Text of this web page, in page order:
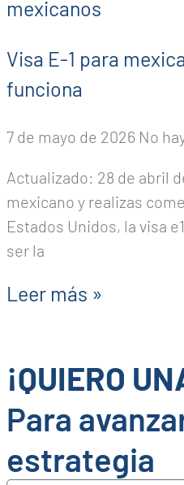
Visa E-1 para
funciona
7 de mayo de 2026 No
Actualizado: 28 de abril
mexicano y realizas
Estados Unidos, la visa
ser la
Leer más »
¡QUIERO
Para
estrategia